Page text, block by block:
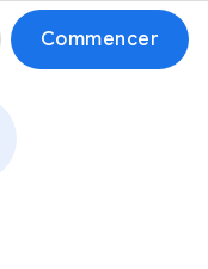
Commencer